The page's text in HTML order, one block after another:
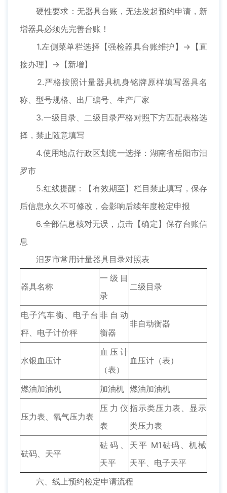
硬性要求：无器具台账，无法发起预约申请，新
增器具必须先完善台账！
1.左侧菜单栏选择【强检器具台账维护】→【直
接办理】→【新增】
2.严格按照计量器具机身铭牌原样填写器具名
称、型号规格、出厂编号、生产厂家
3.一级目录、二级目录严格对照下方匹配表格选
择，禁止随意填写
4.使用地点行政区划统一选择：湖南省岳阳市汨
罗市
5.红线提醒：【有效期至】栏目禁止填写，保存
后信息永久不可修改，会影响后续年度检定申报
6.全部信息核对无误，点击【确定】保存台账信
息
汨罗市常用计量器具目录对照表
器具名称
一级目
录
二级目录
电子汽车衡、电子台
秤、电子计价秤
非自动
衡器
非自动衡器
水银血压计
血压计
（表）
血压计（表）
燃油加油机 加油机 燃油加油机
压力表、氧气压力表
压力仪
表
指示类压力表、显示
类压力表
砝码、天平
砝码、
天平
天平 M1砝码、机械
天平、电子天平
六、线上预约检定申请流程